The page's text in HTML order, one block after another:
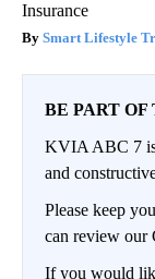
Insurance
Smart Lifestyle
BE PART
KVIA ABC 7
and
Please keep
can review our
If you would